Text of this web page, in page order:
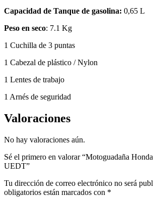
Capacidad de Tanque de gasolina: 0,65 L
Peso en seco: 7.1 Kg
1 Cuchilla de 3 puntas
1 Cabezal de plástico / Nylon
1 Lentes de trabajo
1 Arnés de seguridad
Valoraciones
No hay valoraciones aún.
Sé el primero en valorar “Motoguadaña
UEDT”
Tu dirección de correo electrónico no será
obligatorios están marcados con *